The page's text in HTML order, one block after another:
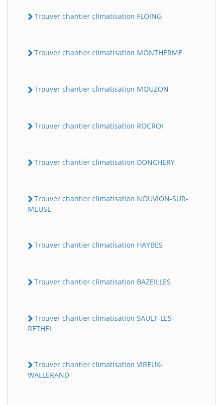
Trouver chantier climatisation FLOING
Trouver chantier climatisation MONTHERME
Trouver chantier climatisation MOUZON
Trouver chantier climatisation ROCROI
Trouver chantier climatisation DONCHERY
Trouver chantier climatisation NOUVION-SUR-
MEUSE
Trouver chantier climatisation HAYBES
Trouver chantier climatisation BAZEILLES
Trouver chantier climatisation SAULT-LES-
RETHEL
Trouver chantier climatisation VIREUX-
WALLERAND